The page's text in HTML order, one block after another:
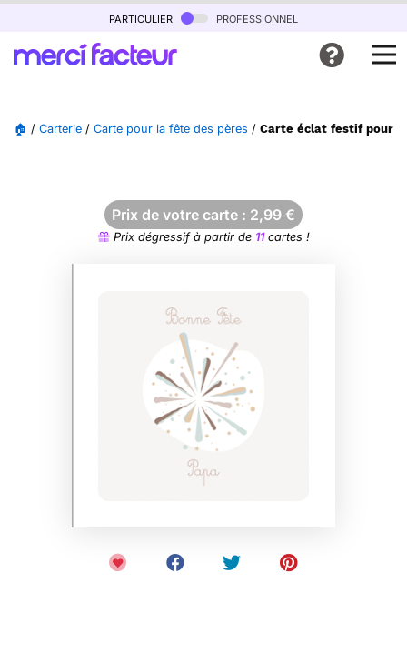
particulier professionnel
🏠 / Carterie / Carte pour la fête des pères / Carte éclat festif pour
Prix de votre carte : 2,99 €
Prix dégressif à partir de 11cartes !